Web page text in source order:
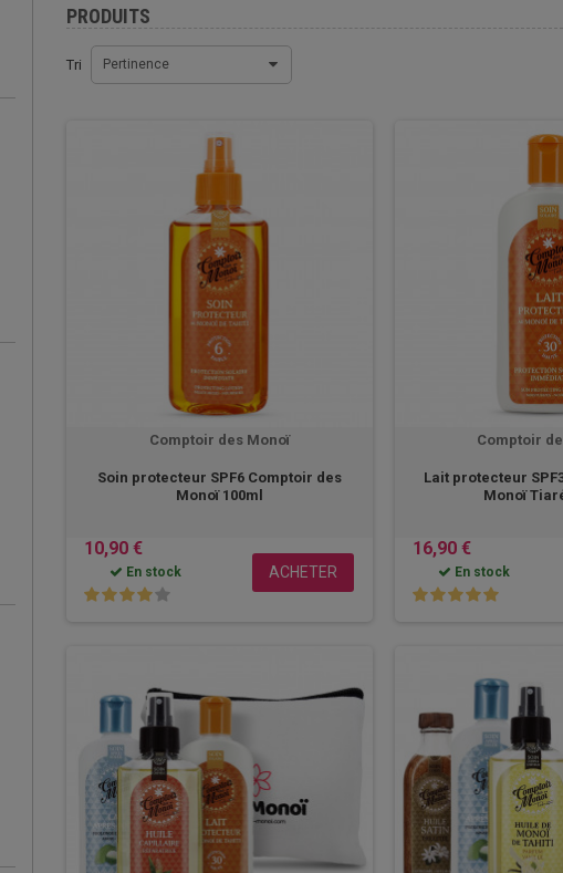
PRODUITS
Tri Pertinence
Comptoir des Monoï
Soin protecteur SPF6 Comptoir des
Monoï 100ml
10,90 €
En stock ACHETER
Comptoir
Lait protecteur
Monoï
16,90 €
En stock